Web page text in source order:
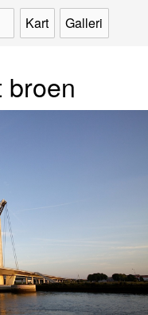
Kart Galleri
broen